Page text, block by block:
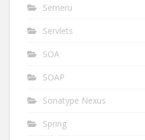
Semeru
Servlets
SOA
SOAP
Sonatype Nexus
Spring